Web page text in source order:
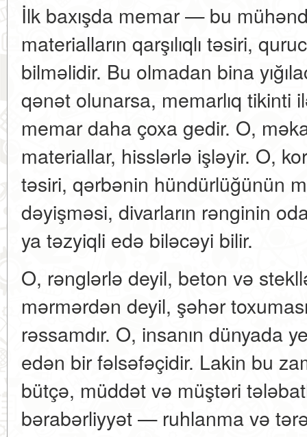
İlk baxışda memar — bu
materialların qarşılıqlı təsiri,
bilməlidir. Bu olmadan bina
qənət olunarsa, memarlıq tikinti
memar daha çoxa gedir. O,
materiallar, hisslərlə işləyir. O,
təsiri, qərbənin hündürlüğünün
dəyişməsi, divarların rənginin
ya təzyiqli edə biləcəyi bilir.
O, rənglərlə deyil, beton və
mərmərdən deyil, şəhər
rəssamdır. O, insanın dünyada
edən bir fəlsəfəçidir. Lakin bu
bütçə, müddət və müştəri
bərabərliyyət — ruhlanma və